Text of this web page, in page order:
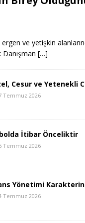
ergen ve yetişkin
[…]
Cesur ve Yetenekli
Temmuz 2026
İtibar Önceliktir
Temmuz 2026
Yönetimi Karakterin
Temmuz 2026